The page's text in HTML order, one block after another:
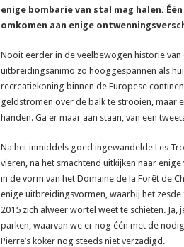
enige bombarie van stal mag halen.
omkomen aan enige
Nooit eerder in de veelbewogen historie
uitbreidingsanimo zo hooggespannen als
recreatiekoning binnen de Europese
geldstromen over de balk te strooien, maar
handen. Ga er maar aan staan, van een
Na het inmiddels goed ingewandelde Les
vieren, na het smachtend uitkijken naar
in de vorm van het Domaine de la Forêt de
enige uitbreidingsvormen, waarbij het
2015 zich alweer wortel weet te schieten.
parken, waarvan we er nog één met de
Pierre’s koker nog steeds niet verzadigd.